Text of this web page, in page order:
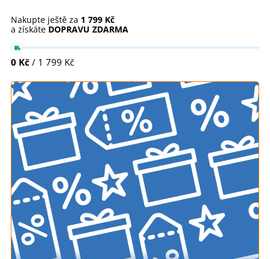
Nakupte ještě za 1 799 Kč
a získáte DOPRAVU ZDARMA
0 Kč / 1 799 Kč